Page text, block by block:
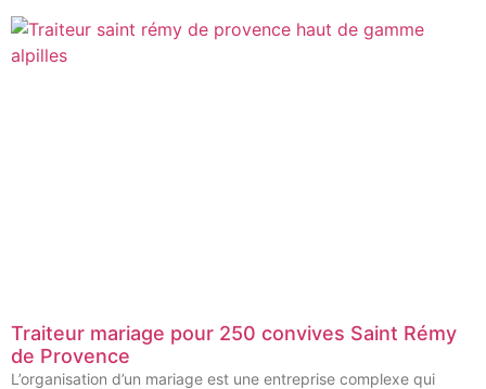
Traiteur mariage pour 250 convives Saint Rémy
de Provence
L’organisation d’un mariage est une entreprise complexe qui